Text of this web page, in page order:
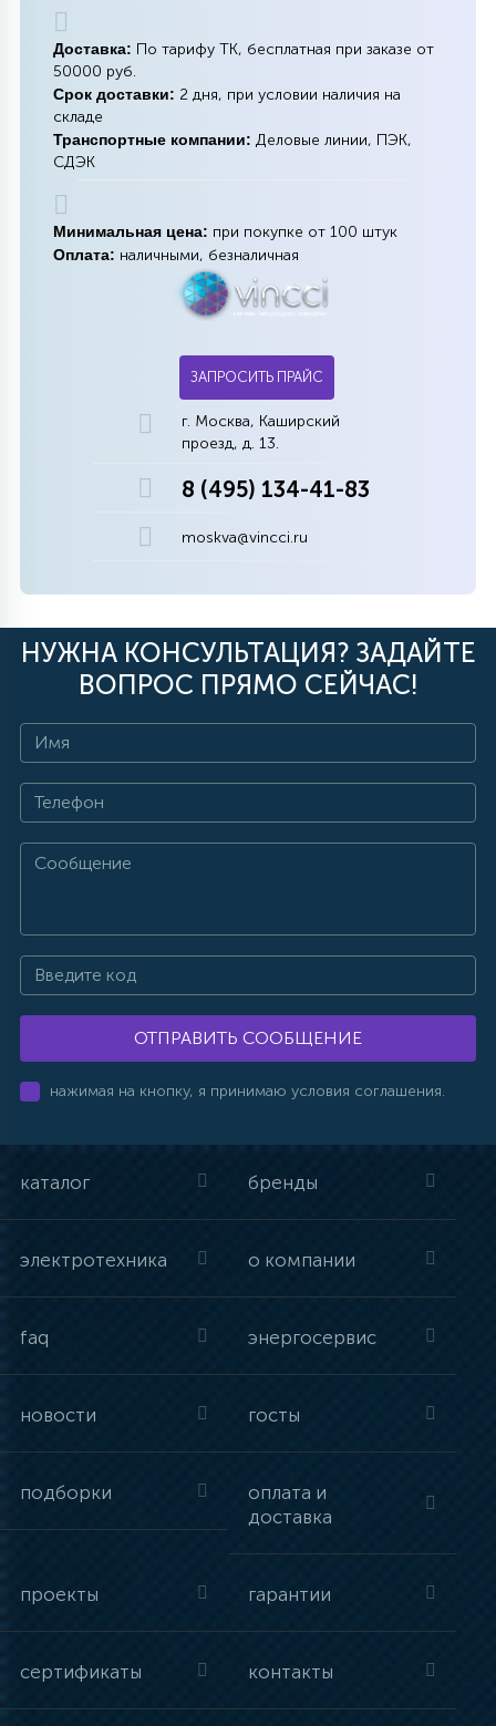
Доставка: По тарифу ТК, бесплатная при заказе от
50000 руб.
Срок доставки: 2 дня, при условии наличия на
складе
Транспортные компании: Деловые линии, ПЭК,
СДЭК
Минимальная цена: при покупке от 100 штук
Оплата: наличными, безналичная
ЗАПРОСИТЬ ПРАЙС
г. Москва, Каширский
проезд, д. 13.
8 (495) 134-41-83
moskva@vincci.ru
НУЖНА КОНСУЛЬТАЦИЯ? ЗАДАЙТЕ
ВОПРОС ПРЯМО СЕЙЧАС!
ОТПРАВИТЬ СООБЩЕНИЕ
нажимая на кнопку, я принимаю условия соглашения.
каталог бренды
электротехника о компании
faq энергосервис
новости госты
подборки
оплата и
доставка
проекты гарантии
сертификаты контакты